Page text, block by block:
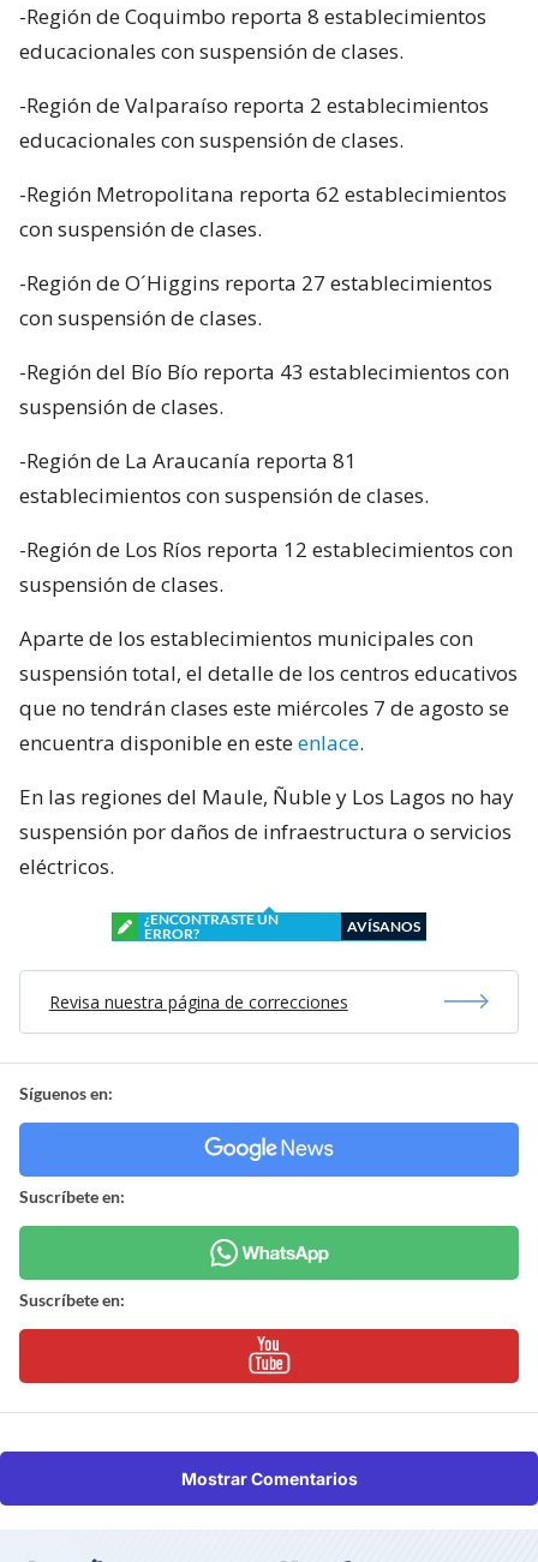
-Región de Coquimbo reporta 8 establecimientos
educacionales con suspensión de clases.
-Región de Valparaíso reporta 2 establecimientos
educacionales con suspensión de clases.
-Región Metropolitana reporta 62 establecimientos
con suspensión de clases.
-Región de O´Higgins reporta 27 establecimientos
con suspensión de clases.
-Región del Bío Bío reporta 43 establecimientos con
suspensión de clases.
-Región de La Araucanía reporta 81
establecimientos con suspensión de clases.
-Región de Los Ríos reporta 12 establecimientos con
suspensión de clases.
Aparte de los establecimientos municipales con
suspensión total, el detalle de los centros educativos
que no tendrán clases este miércoles 7 de agosto se
encuentra disponible en esteenlace.
En las regiones del Maule, Ñuble y Los Lagos no hay
suspensión por daños de infraestructura o servicios
eléctricos.
¿ENCONTRASTE UN
ERROR?
AVÍSANOS
Revisa nuestra página de correcciones
Síguenos en:
Suscríbete en:
Suscríbete en:
Mostrar Comentarios